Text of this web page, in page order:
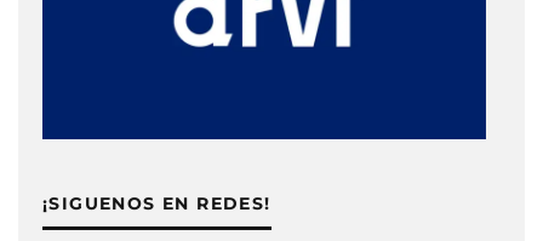
¡SIGUENOS EN REDES!